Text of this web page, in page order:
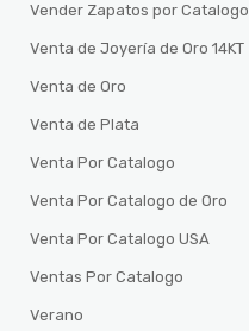
Vender Zapatos por Catalogo
Venta de Joyería de Oro 14KT
Venta de Oro
Venta de Plata
Venta Por Catalogo
Venta Por Catalogo de Oro
Venta Por Catalogo USA
Ventas Por Catalogo
Verano